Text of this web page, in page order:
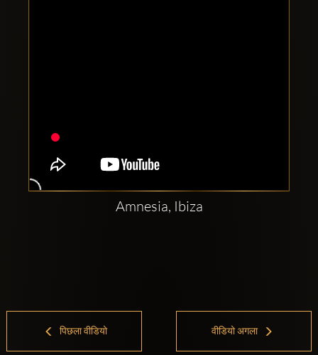
Amnesia, Ibiza
पिछला वीडियो वीडियो अगला